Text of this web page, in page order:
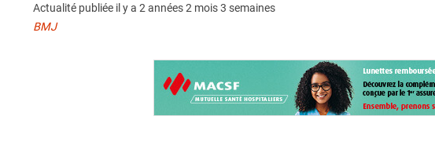
Actualité publiée il y a 2 années 2 mois 3 semaines
BMJ